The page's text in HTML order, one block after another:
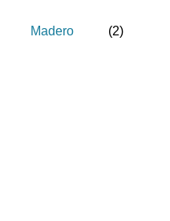
Madero (2)